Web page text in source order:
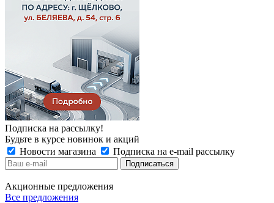
Подписка на рассылку!
Будьте в курсе новинок и акций
Новости магазина
Подписка на e-mail рассылку
Акционные предложения
Все предложения